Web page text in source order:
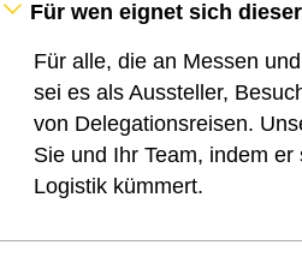
Für wen eignet sich
Für alle, die an Messen
sei es als Aussteller,
von Delegationsreisen.
Sie und Ihr Team, indem
Logistik kümmert.